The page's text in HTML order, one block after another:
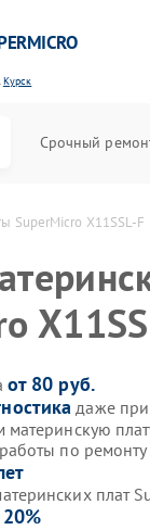
Курск
Срочный
SuperMicro X11SSL-F
от 80 руб.
даже при
материнскую
по
плат
20%